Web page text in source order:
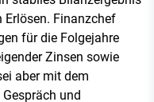
Erlösen. Finanzchef
für die Folgejahre
Zinsen sowie
aber mit dem
und